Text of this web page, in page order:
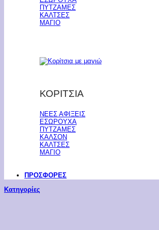
ΠΥΤΖΑΜΕΣ
ΚΑΛΤΣΕΣ
ΜΑΓΙΟ
ΚΟΡΙΤΣΙΑ
ΝΕΕΣ ΑΦΙΞΕΙΣ
ΕΣΩΡΟΥΧΑ
ΠΥΤΖΑΜΕΣ
ΚΑΛΣΟΝ
ΚΑΛΤΣΕΣ
ΜΑΓΙΟ
ΠΡΟΣΦΟΡΕΣ
Κατηγορίες